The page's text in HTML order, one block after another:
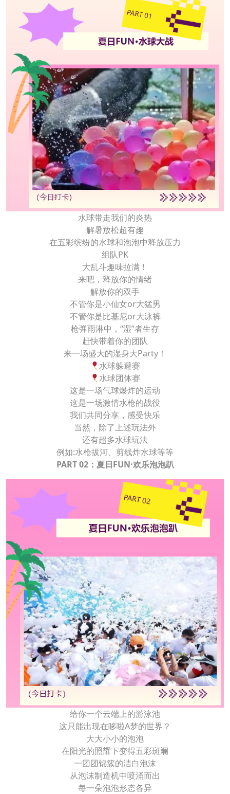
水球带走我们的炎热
解暑放松超有趣
在五彩缤纷的水球和泡泡中释放压力
组队PK
大乱斗趣味拉满！
来吧，释放你的情绪
解放你的双手
不管你是小仙女or大猛男
不管你是比基尼or大泳裤
枪弹雨淋中，“湿”者生存
赶快带着你的团队
来一场盛大的湿身大Party！
水球躲避赛
水球团体赛
这是一场气球爆炸的运动
这是一场激情水枪的战役
我们共同分享，感受快乐
当然，除了上述玩法外
还有超多水球玩法
例如:水枪拔河、剪线炸水球等等
PART 02：夏日FUN·欢乐泡泡趴
给你一个云端上的游泳池
这只能出现在哆啦A梦的世界？
大大小小的泡泡
在阳光的照耀下变得五彩斑斓
一团团锦簇的洁白泡沫
从泡沫制造机中喷涌而出
每一朵泡泡形态各异